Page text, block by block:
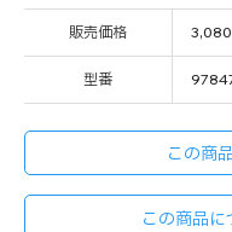
販売価格
型番
この商
この商品に